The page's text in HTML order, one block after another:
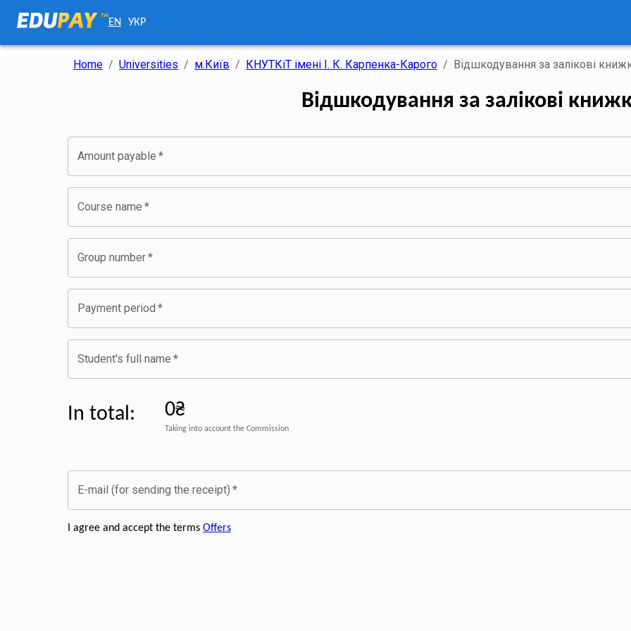
EN УКР
Home / Universities / м.Київ / КНУТКіТ імені І. К. Карпенка-Карого / Відшкодування за залікові
Відшкодування за залікові
Amount payable *
Course name *
Group number*
Payment period *
Student's full name *
In total: 0₴
Taking into account the Commission
E-mail (for sending the receipt) *
I agree and accept the terms Offers